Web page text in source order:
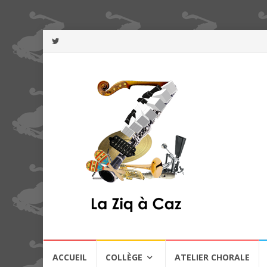
ACCUEIL COLLÈGE ATELIER CHORALE